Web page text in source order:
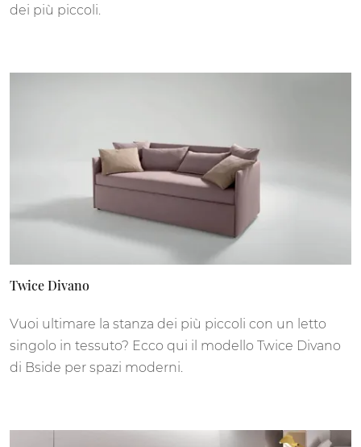
dei più piccoli.
Twice Divano
Vuoi ultimare la stanza dei più piccoli con un letto
singolo in tessuto? Ecco qui il modello Twice Divano
di Bside per spazi moderni.